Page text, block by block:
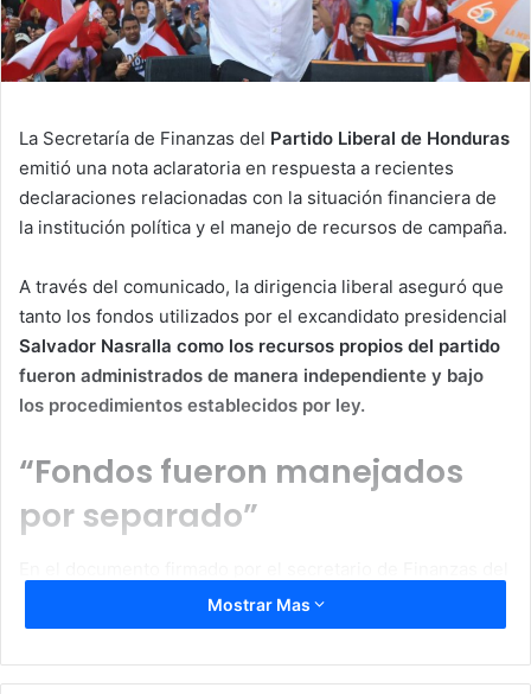
La Secretaría de Finanzas del Partido Liberal de Honduras
emitió una nota aclaratoria en respuesta a recientes
declaraciones relacionadas con la situación financiera de
la institución política y el manejo de recursos de campaña.
A través del comunicado, la dirigencia liberal aseguró que
tanto los fondos utilizados por el excandidato presidencial
Salvador Nasralla como los recursos propios del partido
fueron administrados de manera independiente y bajo
los procedimientos establecidos por ley.
“Fondos fueron manejados
por separado”
Partido Liberal, Allan Ramos, se señala que cada
estructura presentó sus respectivas liquidaciones ante las
Mostrar Mas